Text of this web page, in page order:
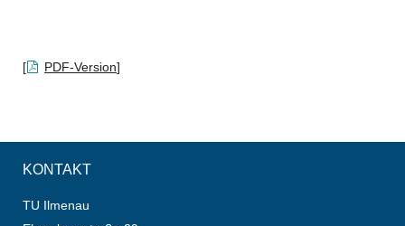
[ PDF-Version]
KONTAKT
TU Ilmenau